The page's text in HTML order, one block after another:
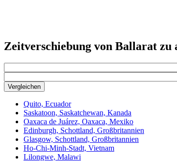
Zeitverschiebung von Ballarat
Vergleichen
Quito, Ecuador
Saskatoon, Saskatchewan, Kanada
Oaxaca de Juárez, Oaxaca, Mexiko
Edinburgh, Schottland, Großbritannien
Glasgow, Schottland, Großbritannien
Ho-Chi-Minh-Stadt, Vietnam
Lilongwe, Malawi